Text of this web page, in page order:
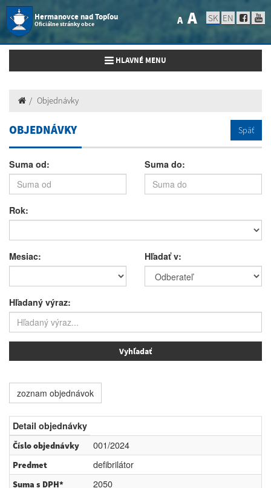
Hermanovce nad Topľou
Oficiálne stránky obce A A SK EN
Toggle navigation
HLAVNÉ MENU
Objednávky
OBJEDNÁVKY Späť
Suma od: Suma do:
Rok:
Mesiac: Hľadať v:
Hľadaný výraz:
zoznam objednávok
Detail objednávky
Číslo objednávky 001/2024
Predmet defibrilátor
Suma s DPH* 2050